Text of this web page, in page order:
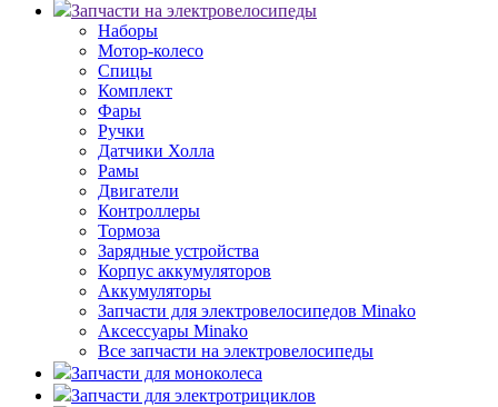
Запчасти на электровелосипеды
Наборы
Мотор-колесо
Спицы
Комплект
Фары
Ручки
Датчики Холла
Рамы
Двигатели
Контроллеры
Тормоза
Зарядные устройства
Корпус аккумуляторов
Аккумуляторы
Запчасти для электровелосипедов Minako
Аксессуары Minako
Все запчасти на электровелосипеды
Запчасти для моноколеса
Запчасти для электротрициклов